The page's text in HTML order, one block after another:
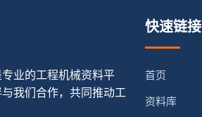
业的工程机械资料平
我们合作，共同推动工
快速链接
首页
资料库